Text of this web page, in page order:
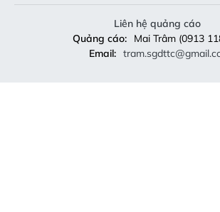
Liên hệ quảng cáo
Quảng cáo:
Mai Trâm (0913
Email: